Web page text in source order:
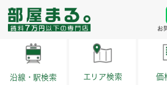
お
沿線・駅検索 エリア検索 価